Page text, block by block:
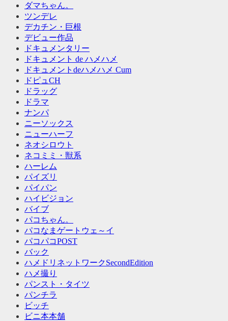
ダマちゃん。
ツンデレ
デカチン・巨根
デビュー作品
ドキュメンタリー
ドキュメント de ハメハメ
ドキュメントdeハメハメ Cum
ドピュCH
ドラッグ
ドラマ
ナンパ
ニーソックス
ニューハーフ
ネオシロウト
ネコミミ・獣系
ハーレム
パイズリ
パイパン
ハイビジョン
バイブ
パコちゃん。
パコなまゲートウェ～イ
パコパコPOST
バック
ハメドリネットワークSecondEdition
ハメ撮り
パンスト・タイツ
パンチラ
ビッチ
ビニ本本舗